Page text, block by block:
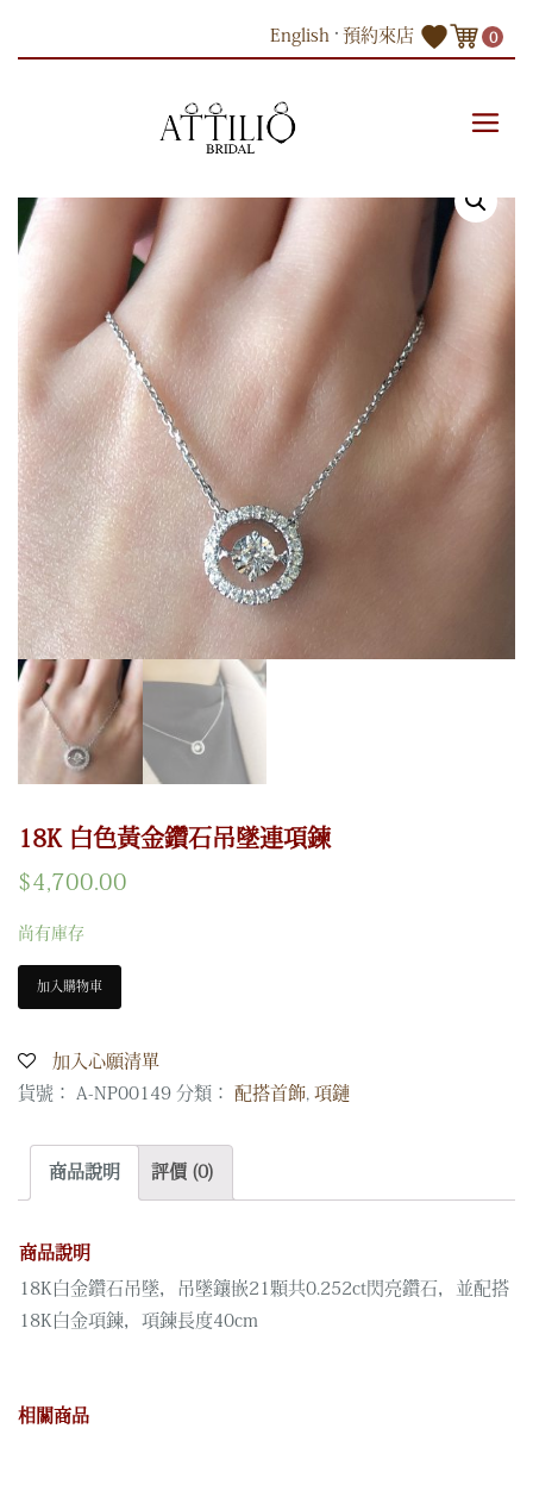
English 預約來店 0
18K 白色黃金鑽石吊墜連項鍊
18K 白色黃金鑽石吊墜連項鍊
$4,700.00
尚有庫存
加入購物車
加入心願清單
貨號： A-NP00149 分類： 配搭首飾 項鏈
商品說明 評價 (0)
商品說明
18K白金鑽石吊墜，吊墜鑲嵌21顆共0.252ct閃亮鑽石，並配搭
18K白金項鍊，項鍊長度40cm
相關商品